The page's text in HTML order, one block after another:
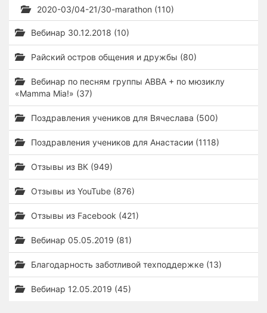
2020-03/04-21/30-marathon (110)
Вебинар 30.12.2018 (10)
Райский остров общения и дружбы (80)
Вебинар по песням группы ABBA + по мюзиклу
«Mamma Mia!» (37)
Поздравления учеников для Вячеслава (500)
Поздравления учеников для Анастасии (1118)
Отзывы из ВК (949)
Отзывы из YouTube (876)
Отзывы из Facebook (421)
Вебинар 05.05.2019 (81)
Благодарность заботливой техподдержке (13)
Вебинар 12.05.2019 (45)